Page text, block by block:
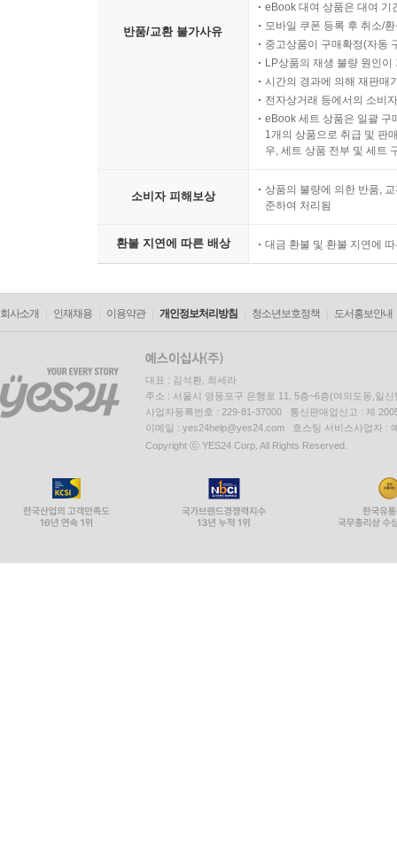
반품/교환 불가사유
eBook 대여 상품은 대여 기
모바일 쿠폰 등록 후 취소/
중고상품이 구매확정(자동
LP상품의 재생 불량 원인
시간의 경과에 의해 재판매
전자상거래 등에서의 소비
eBook 세트 상품은 일괄 구
1개의 상품으로 취급 및 판
우, 세트 상품 전부 및 세트
소비자 피해보상
상품의 불량에 의한 반품,
준하여 처리됨
환불 지연에 따른 배상 대금 환불 및 환불 지연에
회사소개 인재채용 이용약관 개인정보처리방침 청소년보호정책 도서홍보안내
대표 : 김석환, 최세라
주소 : 서울시 영등포구 은행로 11, 5층~6층(여의도동,일신
사업자등록번호 : 229-81-37000 통신판매업신고 : 제
이메일 : yes24help@yes24.com 호스팅 서비스사업자 :
Copyright ⓒ YES24 Corp. All Rights Reserved.